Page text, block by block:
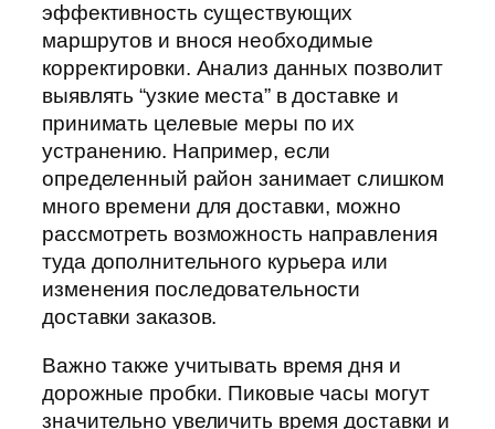
эффективность существующих
маршрутов и внося необходимые
корректировки. Анализ данных позволит
выявлять “узкие места” в доставке и
принимать целевые меры по их
устранению. Например, если
определенный район занимает слишком
много времени для доставки, можно
рассмотреть возможность направления
туда дополнительного курьера или
изменения последовательности
доставки заказов.
Важно также учитывать время дня и
дорожные пробки. Пиковые часы могут
значительно увеличить время доставки и